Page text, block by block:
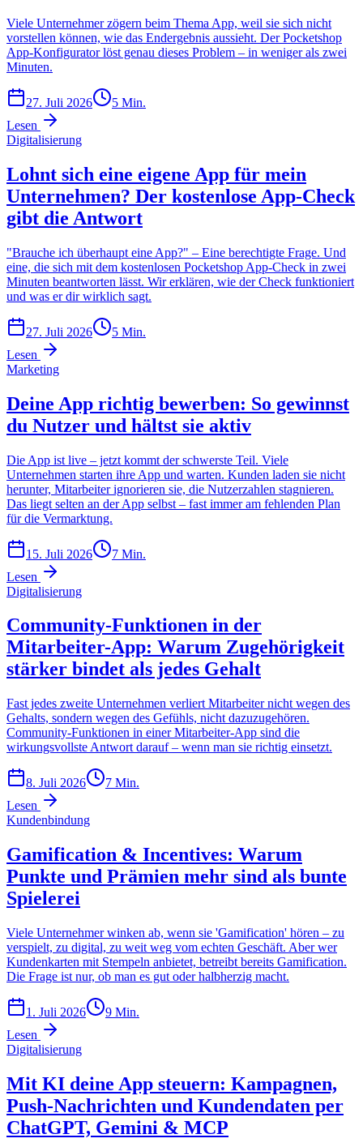
Viele Unternehmer zögern beim Thema App, weil sie sich nicht
vorstellen können, wie das Endergebnis aussieht. Der Pocketshop
App-Konfigurator löst genau dieses Problem – in weniger als zwei
Minuten.
27. Juli 2026 5 Min.
Lesen
Digitalisierung
Lohnt sich eine eigene App für mein
Unternehmen? Der kostenlose App-Check
gibt die Antwort
"Brauche ich überhaupt eine App?" – Eine berechtigte Frage. Und
eine, die sich mit dem kostenlosen Pocketshop App-Check in zwei
Minuten beantworten lässt. Wir erklären, wie der Check funktioniert
und was er dir wirklich sagt.
27. Juli 2026 5 Min.
Lesen
Marketing
Deine App richtig bewerben: So gewinnst
du Nutzer und hältst sie aktiv
Die App ist live – jetzt kommt der schwerste Teil. Viele
Unternehmen starten ihre App und warten. Kunden laden sie nicht
herunter, Mitarbeiter ignorieren sie, die Nutzerzahlen stagnieren.
Das liegt selten an der App selbst – fast immer am fehlenden Plan
für die Vermarktung.
15. Juli 2026 7 Min.
Lesen
Digitalisierung
Community-Funktionen in der
Mitarbeiter-App: Warum Zugehörigkeit
stärker bindet als jedes Gehalt
Fast jedes zweite Unternehmen verliert Mitarbeiter nicht wegen des
Gehalts, sondern wegen des Gefühls, nicht dazuzugehören.
Community-Funktionen in einer Mitarbeiter-App sind die
wirkungsvollste Antwort darauf – wenn man sie richtig einsetzt.
8. Juli 2026 7 Min.
Lesen
Kundenbindung
Gamification & Incentives: Warum
Punkte und Prämien mehr sind als bunte
Spielerei
Viele Unternehmer winken ab, wenn sie 'Gamification' hören – zu
verspielt, zu digital, zu weit weg vom echten Geschäft. Aber wer
Kundenkarten mit Stempeln anbietet, betreibt bereits Gamification.
Die Frage ist nur, ob man es gut oder halbherzig macht.
1. Juli 2026 9 Min.
Lesen
Digitalisierung
Mit KI deine App steuern: Kampagnen,
Push-Nachrichten und Kundendaten per
ChatGPT, Gemini & MCP